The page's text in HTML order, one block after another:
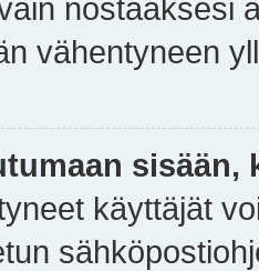
nostaaksesi
vähentyneen
sisään,
käyttäjät